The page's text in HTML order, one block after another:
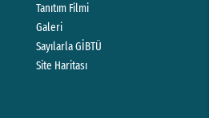
Tanıtım Filmi
Galeri
Sayılarla GİBTÜ
Site Haritası